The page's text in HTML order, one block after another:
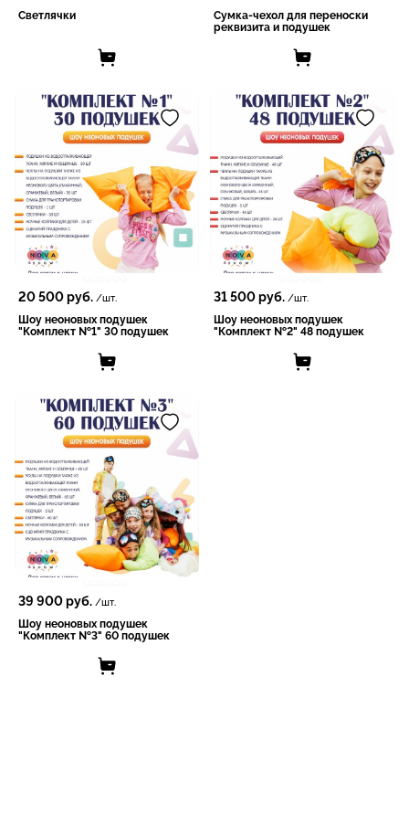
Светлячки
Сумка-чехол для переноски
реквизита и подушек
20 500руб. /шт.
Шоу неоновых подушек
"Комплект №1" 30 подушек
31 500руб. /шт.
Шоу неоновых подушек
"Комплект №2" 48 подушек
39 900руб. /шт.
Шоу неоновых подушек
"Комплект №3" 60 подушек